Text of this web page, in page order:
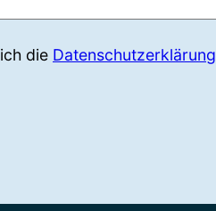
die Datenschutzerklärung